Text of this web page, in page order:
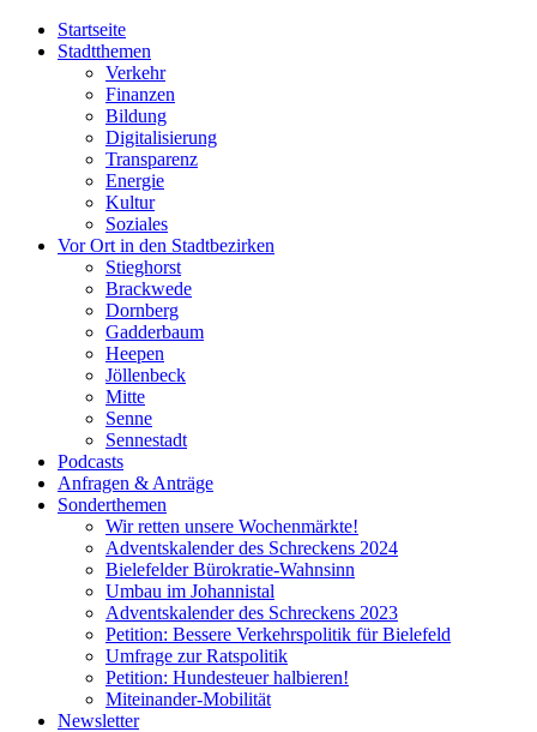
Startseite
Stadtthemen
Verkehr
Finanzen
Bildung
Digitalisierung
Transparenz
Energie
Kultur
Soziales
Vor Ort in den Stadtbezirken
Stieghorst
Brackwede
Dornberg
Gadderbaum
Heepen
Jöllenbeck
Mitte
Senne
Sennestadt
Podcasts
Anfragen & Anträge
Sonderthemen
Wir retten unsere Wochenmärkte!
Adventskalender des Schreckens 2024
Bielefelder Bürokratie-Wahnsinn
Umbau im Johannistal
Adventskalender des Schreckens 2023
Petition: Bessere Verkehrspolitik für Bielefeld​​
Umfrage zur Ratspolitik
Petition: Hundesteuer halbieren!
Miteinander-Mobilität
Newsletter